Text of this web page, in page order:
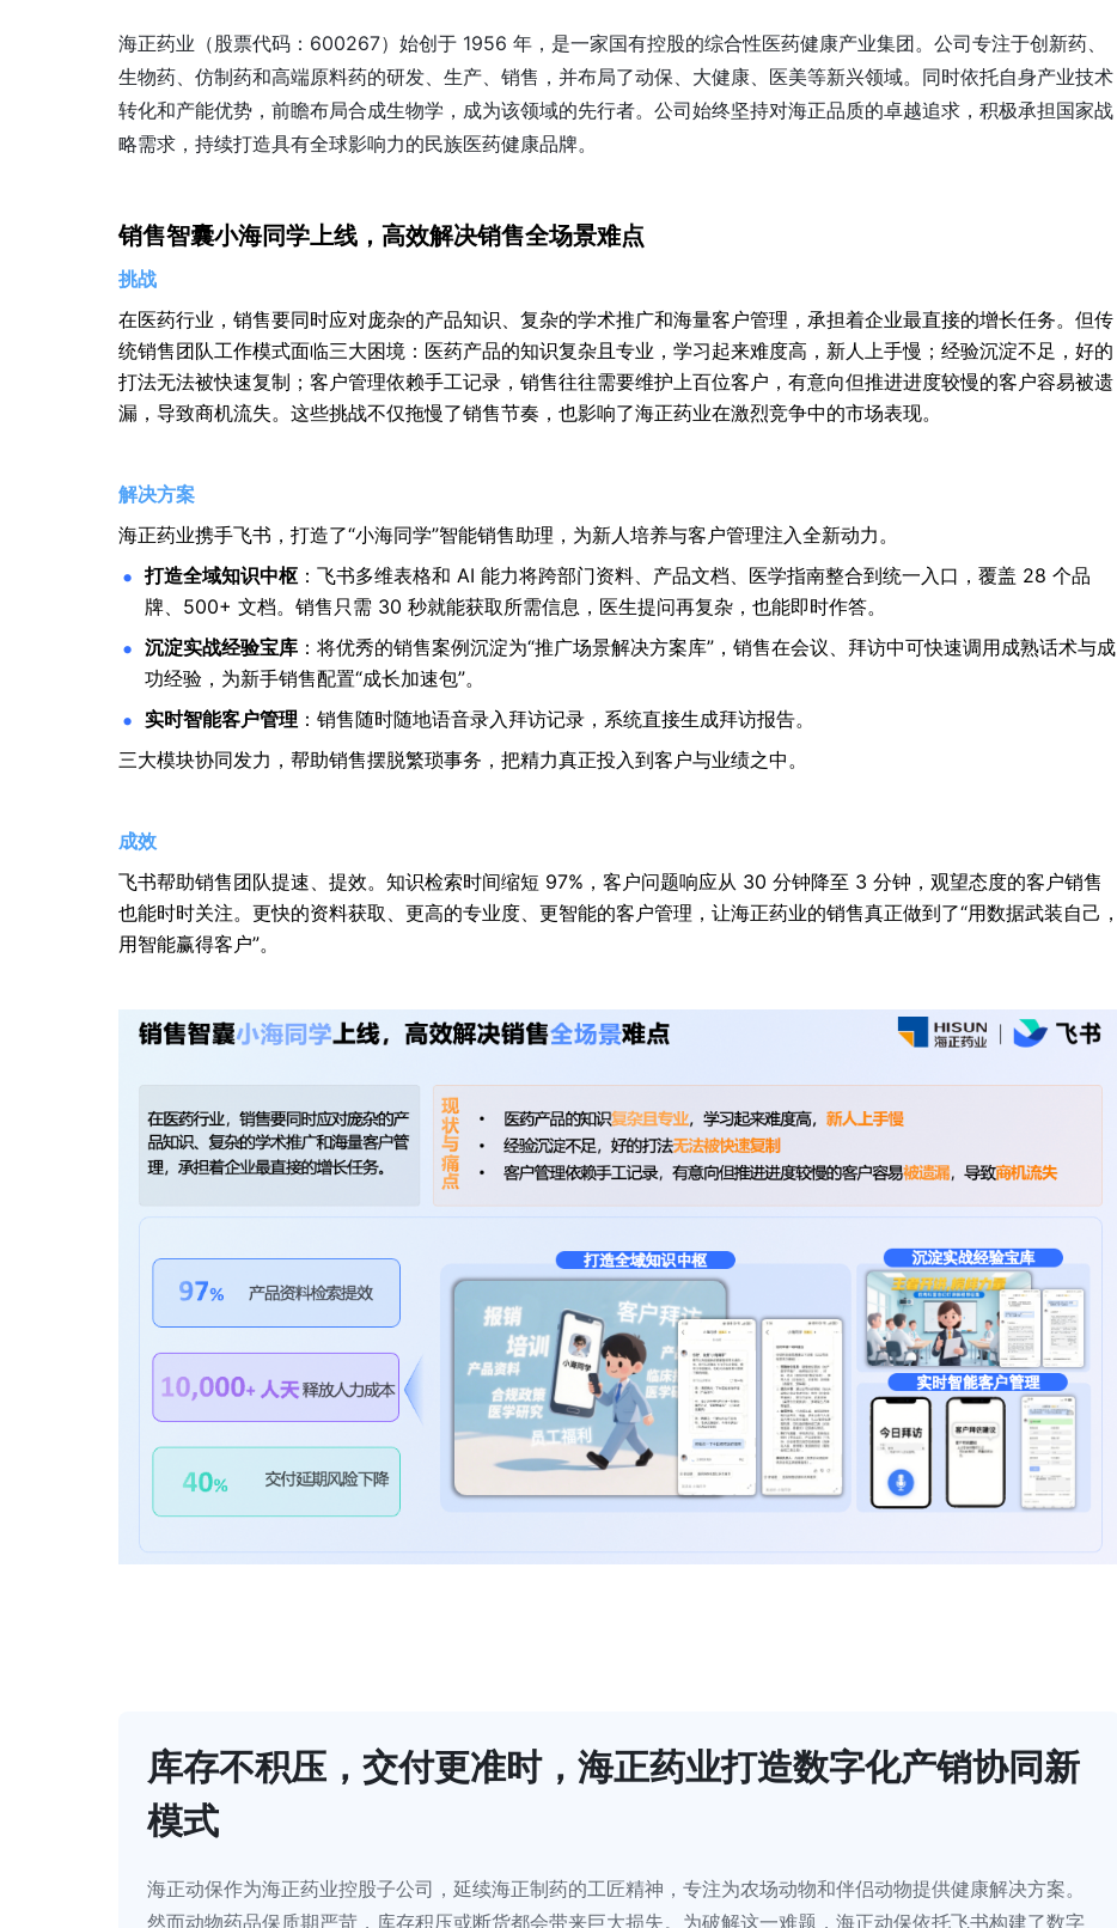
海正药业（股票代码：600267）始创于 1956 年，是一家国有控股的综合性医药健康产业集团。公司专注于创新药、
生物药、仿制药和高端原料药的研发、生产、销售，并布局了动保、大健康、医美等新兴领域。同时依托自身产业技术
转化和产能优势，前瞻布局合成生物学，成为该领域的先行者。公司始终坚持对海正品质的卓越追求，积极承担国家战
略需求，持续打造具有全球影响力的民族医药健康品牌。
销售智囊小海同学上线，高效解决销售全场景难点
挑战
在医药行业，销售要同时应对庞杂的产品知识、复杂的学术推广和海量客户管理，承担着企业最直接的增长任务。但传
统销售团队工作模式面临三大困境：医药产品的知识复杂且专业，学习起来难度高，新人上手慢；经验沉淀不足，好的
打法无法被快速复制；客户管理依赖手工记录，销售往往需要维护上百位客户，有意向但推进进度较慢的客户容易被遗
漏，导致商机流失。这些挑战不仅拖慢了销售节奏，也影响了海正药业在激烈竞争中的市场表现。
解决方案
海正药业携手飞书，打造了“小海同学”智能销售助理，为新人培养与客户管理注入全新动力。
打造全域知识中枢 ：飞书多维表格和 AI 能力将跨部门资料、产品文档、医学指南整合到统一入口，覆盖 28 个品
牌、500+ 文档。销售只需 30 秒就能获取所需信息，医生提问再复杂，也能即时作答。
沉淀实战经验宝库 ：将优秀的销售案例沉淀为“推广场景解决方案库”，销售在会议、拜访中可快速调用成熟话术与成
功经验，为新手销售配置“成长加速包”。
实时智能客户管理 ：销售随时随地语音录入拜访记录，系统直接生成拜访报告。
三大模块协同发力，帮助销售摆脱繁琐事务，把精力真正投入到客户与业绩之中。
成效
飞书帮助销售团队提速、提效。知识检索时间缩短 97%，客户问题响应从 30 分钟降至 3 分钟，观望态度的客户销售
也能时时关注。更快的资料获取、更高的专业度、更智能的客户管理，让海正药业的销售真正做到了“用数据武装自己，
用智能赢得客户”。
库存不积压，交付更准时，海正药业打造数字化产销协同新
模式
海正动保作为海正药业控股子公司，延续海正制药的工匠精神，专注为农场动物和伴侣动物提供健康解决方案。
然而动物药品保质期严苛，库存积压或断货都会带来巨大损失。为破解这一难题，海正动保依托飞书构建了数字